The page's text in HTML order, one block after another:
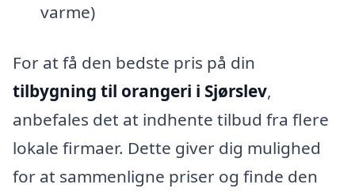
varme)
For at få den bedste pris på din
tilbygning til orangeri i Sjørslev,
anbefales det at indhente tilbud fra flere
lokale firmaer. Dette giver dig mulighed
for at sammenligne priser og finde den